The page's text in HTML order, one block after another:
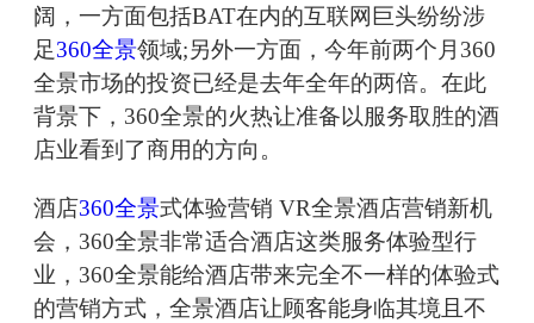
阔，一方面包括BAT在内的互联网巨头纷纷涉
足360全景领域;另外一方面，今年前两个月360
全景市场的投资已经是去年全年的两倍。在此
背景下，360全景的火热让准备以服务取胜的酒
店业看到了商用的方向。
酒店360全景式体验营销 VR全景酒店营销新机
会，360全景非常适合酒店这类服务体验型行
业，360全景能给酒店带来完全不一样的体验式
的营销方式，全景酒店让顾客能身临其境且不